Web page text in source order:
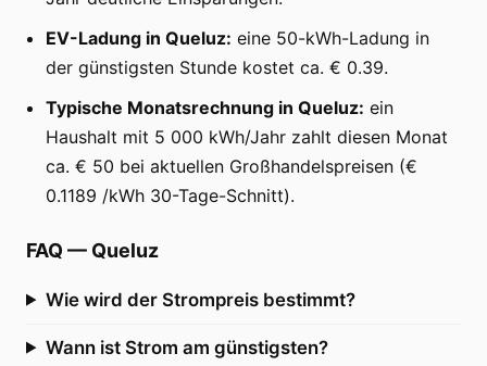
EV-Ladung in Queluz: eine 50-kWh-Ladung in
der günstigsten Stunde kostet ca. € 0.39.
Typische Monatsrechnung in Queluz: ein
Haushalt mit 5 000 kWh/Jahr zahlt diesen Monat
ca. € 50 bei aktuellen Großhandelspreisen (€
0.1189 /kWh 30-Tage-Schnitt).
FAQ — Queluz
Wie wird der Strompreis bestimmt?
Wann ist Strom am günstigsten?